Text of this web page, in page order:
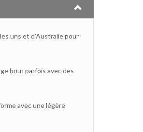
uns et d'Australie pour
brun parfois avec des
avec une légère